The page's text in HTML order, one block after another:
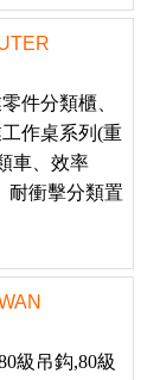
件分類櫃、
作桌系列(重
車、效率
耐衝擊分類置
級吊鈎,80級